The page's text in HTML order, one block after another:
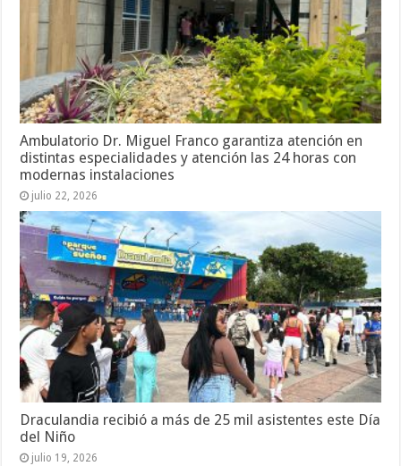
Ambulatorio Dr. Miguel Franco garantiza atención en
distintas especialidades y atención las 24 horas con
modernas instalaciones
julio 22, 2026
Draculandia recibió a más de 25 mil asistentes este Día
del Niño
julio 19, 2026